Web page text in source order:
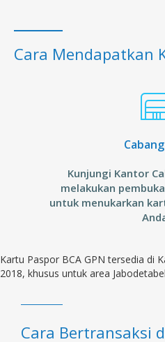
Cara Mendapatkan
Kunjungi Kantor
melakukan
untuk menukarkan
Kartu Paspor BCA GPN tersedia di
2018, khusus untuk area
Cara Bertransaksi